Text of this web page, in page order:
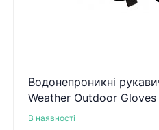
Водонепроникні
Weather Outdoor Gloves
В наявності